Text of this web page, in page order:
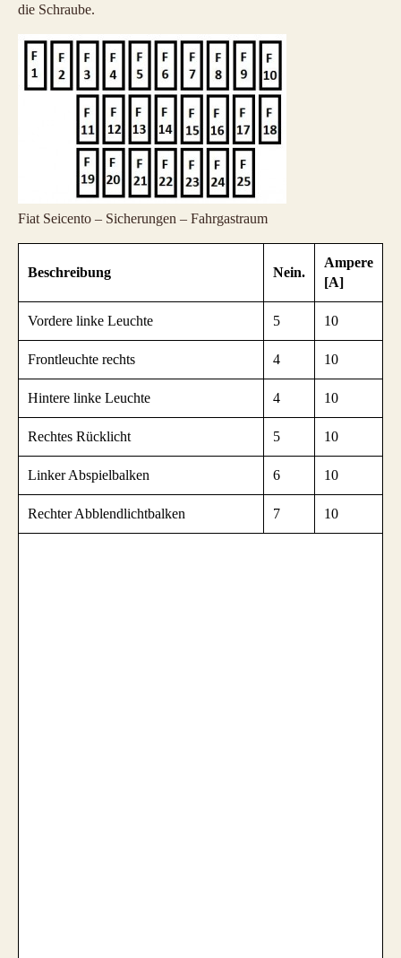
die Schraube.
Fiat Seicento – Sicherungen – Fahrgastraum
Beschreibung Nein.
Ampere
[A]
Vordere linke Leuchte 5 10
Frontleuchte rechts 4 10
Hintere linke Leuchte 4 10
Rechtes Rücklicht 5 10
Linker Abspielbalken 6 10
Rechter Abblendlichtbalken 7 10